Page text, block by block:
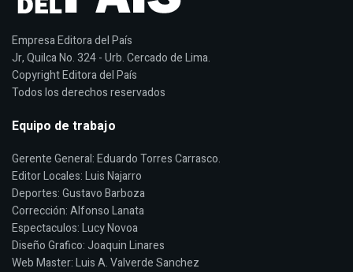
Empresa Editora del País
Jr, Quilca No. 324 - Urb. Cercado de Lima.
Copyright Editora del País
Todos los derechos reservados
Equipo de trabajo
Gerente General: Eduardo Torres Carrasco.
Editor Locales: Luis Najarro
Deportes: Gustavo Barboza
Corrección: Alfonso Lanata
Espectaculos: Lucy Novoa
Diseño Grafico: Joaquin Linares
Web Master: Luis A. Valverde Sanchez